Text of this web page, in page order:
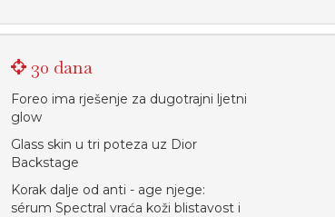
30 dana
Foreo ima rješenje za dugotrajni ljetni
glow
Glass skin u tri poteza uz Dior
Backstage
Korak dalje od anti - age njege:
sérum Spectral vraća koži blistavost i